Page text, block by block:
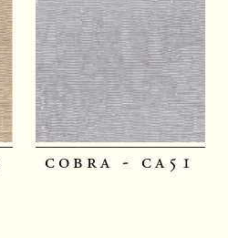
cobra - ca51